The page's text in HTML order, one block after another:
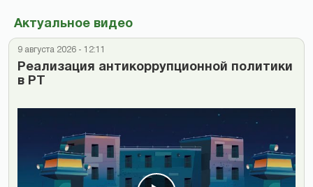
Актуальное видео
9 августа 2026 - 12:11
Реализация антикоррупционной политики
в РТ